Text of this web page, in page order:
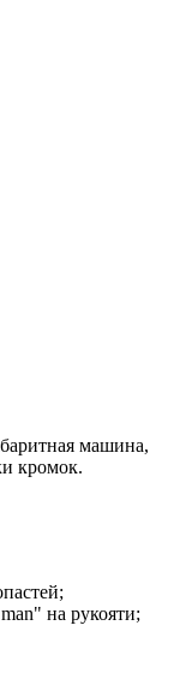
машина,
кромок.
на рукояти;